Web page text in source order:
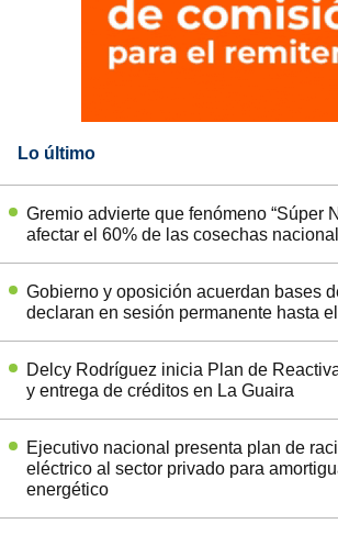
Lo último
Gremio advierte que fenómeno “Súper
afectar el 60% de las cosechas
Gobierno y oposición acuerdan bases
declaran en sesión permanente hasta
Delcy Rodríguez inicia Plan de
y entrega de créditos en La Guaira
Ejecutivo nacional presenta plan de
eléctrico al sector privado para
energético